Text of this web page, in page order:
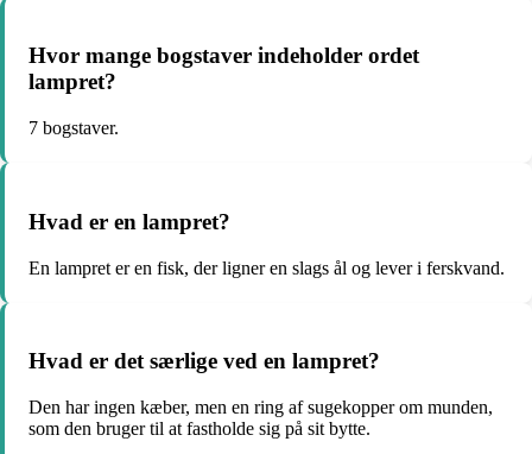
Hvor mange bogstaver indeholder ordet
lampret?
7 bogstaver.
Hvad er en lampret?
En lampret er en fisk, der ligner en slags ål og lever i ferskvand.
Hvad er det særlige ved en lampret?
Den har ingen kæber, men en ring af sugekopper om munden,
som den bruger til at fastholde sig på sit bytte.